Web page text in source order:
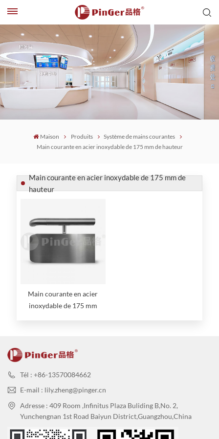
Maison Produits
Système de mains courantes
Main courante en acier inoxydable de 175 mm de hauteur
Main courante en acier inoxydable de 175 mm de
hauteur
Main courante en acier
inoxydable de 175 mm
Tél : +86-13570084662
E-mail : lily.zheng@pinger.cn
Adresse : 409 Room ,Infinitus Plaza Buliding B,No. 2,
Yunchengnan 1st Road Baiyun District,Guangzhou,China